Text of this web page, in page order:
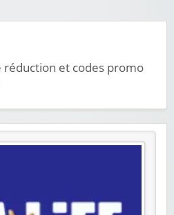
et codes promo